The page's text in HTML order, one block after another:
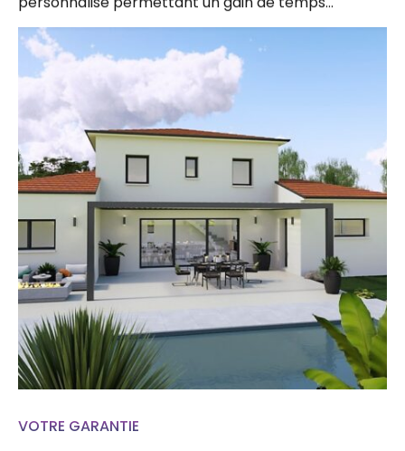
VOTRE GARANTIE